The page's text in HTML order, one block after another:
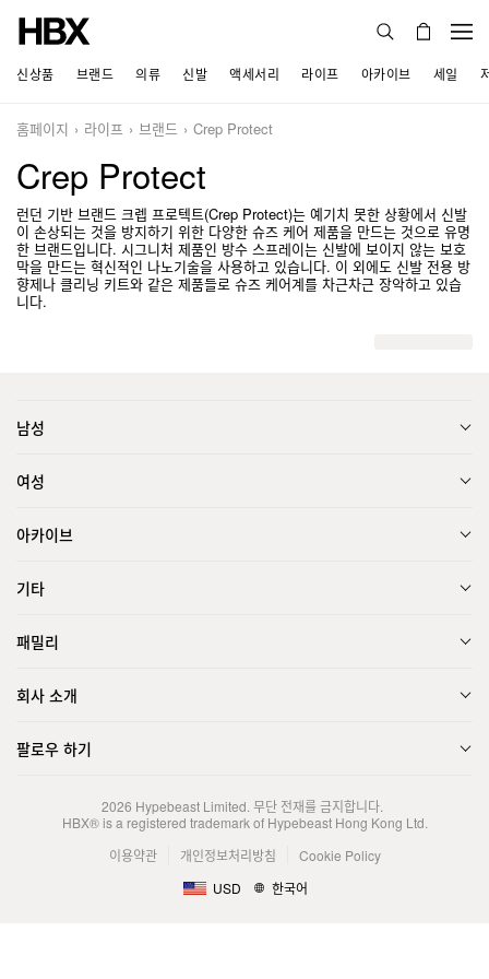
신상품 브랜드 의류 신발 액세서리 라이프 아카이브 세일
홈페이지 라이프 브랜드 Crep Protect
Crep Protect
런던 기반 브랜드 크렙 프로텍트(Crep Protect)는 예기치 못한 상황에서 신발
이 손상되는 것을 방지하기 위한 다양한 슈즈 케어 제품을 만드는 것으로 유명
한 브랜드입니다. 시그니처 제품인 방수 스프레이는 신발에 보이지 않는 보호
막을 만드는 혁신적인 나노기술을 사용하고 있습니다. 이 외에도 신발 전용 방
향제나 클리닝 키트와 같은 제품들로 슈즈 케어계를 차근차근 장악하고 있습
니다.
남성
여성
아카이브
기타
패밀리
회사 소개
팔로우 하기
2026 Hypebeast Limited. 무단 전재를 금지합니다.
HBX® is a registered trademark of Hypebeast Hong Kong Ltd.
이용약관
개인정보처리방침
Cookie Policy
USD
한국어